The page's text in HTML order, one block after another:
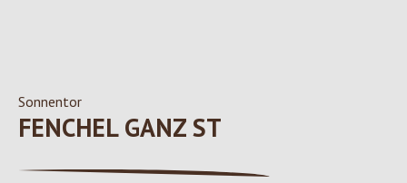
Sonnentor
FENCHEL GANZ ST